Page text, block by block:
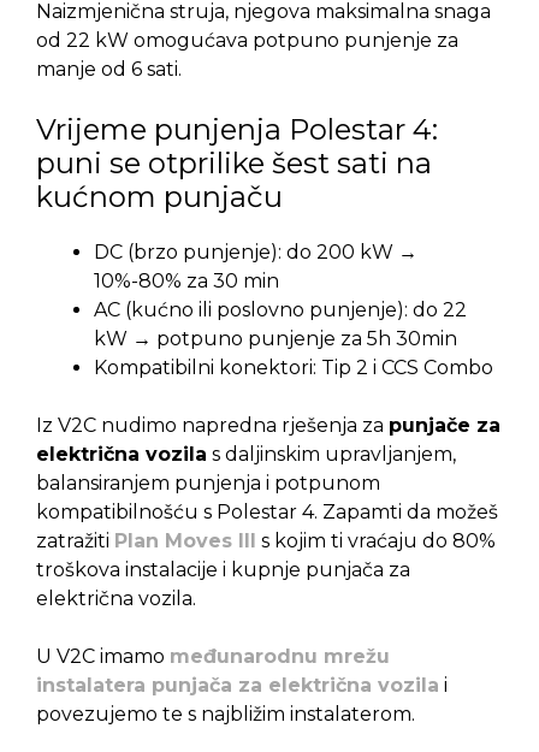
Naizmjenična struja, njegova maksimalna snaga
od 22 kW omogućava potpuno punjenje za
manje od 6 sati.
Vrijeme punjenja Polestar 4:
puni se otprilike šest sati na
kućnom punjaču
DC (brzo punjenje): do 200 kW →
10%-80% za 30 min
AC (kućno ili poslovno punjenje): do 22
kW → potpuno punjenje za 5h 30min
Kompatibilni konektori: Tip 2 i CCS Combo
Iz V2C nudimo napredna rješenja za punjače za
električna vozila s daljinskim upravljanjem,
balansiranjem punjenja i potpunom
kompatibilnošću s Polestar 4. Zapamti da možeš
zatražiti Plan Moves III
s kojim ti vraćaju do 80%
troškova instalacije i kupnje punjača za
električna vozila.
U V2C imamo međunarodnu mrežu
instalatera punjača za električna vozila i
povezujemo te s najbližim instalaterom.